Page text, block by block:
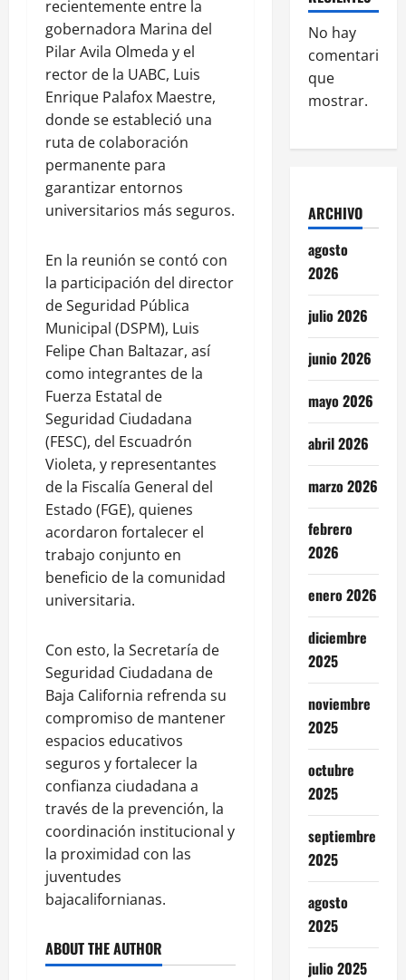
recientemente entre la
gobernadora Marina del
Pilar Avila Olmeda y el
rector de la UABC, Luis
Enrique Palafox Maestre,
donde se estableció una
ruta de colaboración
permanente para
garantizar entornos
universitarios más seguros.
En la reunión se contó con
la participación del director
de Seguridad Pública
Municipal (DSPM), Luis
Felipe Chan Baltazar, así
como integrantes de la
Fuerza Estatal de
Seguridad Ciudadana
(FESC), del Escuadrón
Violeta, y representantes
de la Fiscalía General del
Estado (FGE), quienes
acordaron fortalecer el
trabajo conjunto en
beneficio de la comunidad
universitaria.
Con esto, la Secretaría de
Seguridad Ciudadana de
Baja California refrenda su
compromiso de mantener
espacios educativos
seguros y fortalecer la
confianza ciudadana a
través de la prevención, la
coordinación institucional y
la proximidad con las
juventudes
bajacalifornianas.
ABOUT THE AUTHOR
No hay
comentarios
que
mostrar.
ARCHIVO
agosto
2026
julio 2026
junio 2026
mayo 2026
abril 2026
marzo 2026
febrero
2026
enero 2026
diciembre
2025
noviembre
2025
octubre
2025
septiembre
2025
agosto
2025
julio 2025